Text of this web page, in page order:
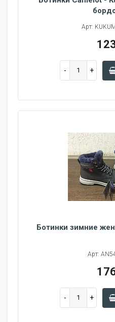
Арт:
Ботинки зимние
Арт: